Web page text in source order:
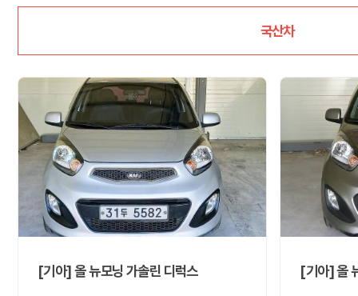
국산차
[기아] 올 뉴모닝 가솔린 디럭스 [기아] 올